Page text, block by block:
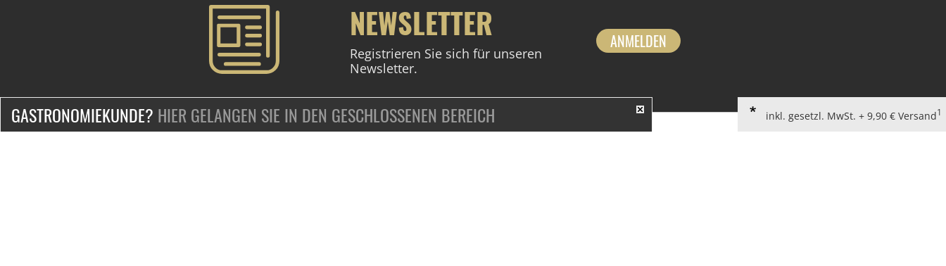
NEWSLETTER
Registrieren Sie sich für unseren
Newsletter.
ANMELDEN
GASTRONOMIEKUNDE? HIER GELANGEN SIE IN DEN GESCHLOSSENEN BEREICH inkl. gesetzl. MwSt. + 9,90 € Versand1